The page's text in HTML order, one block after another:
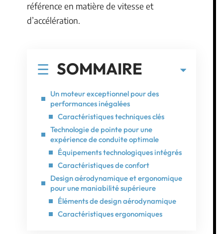
référence en matière de vitesse et
d’accélération.
SOMMAIRE
Un moteur exceptionnel pour des
performances inégalées
Caractéristiques techniques clés
Technologie de pointe pour une
expérience de conduite optimale
Équipements technologiques intégrés
Caractéristiques de confort
Design aérodynamique et ergonomique
pour une maniabilité supérieure
Éléments de design aérodynamique
Caractéristiques ergonomiques